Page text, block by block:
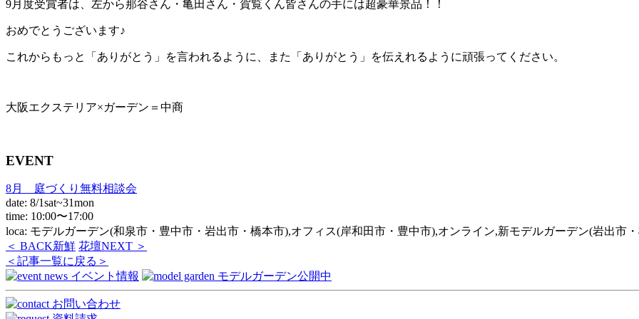
9月度受賞者は、左から那谷さん・亀田さん・賀覧くん皆さんの手には超豪華景品！！
おめでとうございます♪
これからもっと「ありがとう」を言われるように、また「ありがとう」を伝えれるように頑張ってください。
大阪エクステリア×ガーデン＝中商
EVENT
8月 庭づくり無料相談会
date: 8/1sat~31mon
time: 10:00〜17:00
loca: モデルガーデン(和泉市・豊中市・岩出市・橋本市),オフィス(岸和田市・豊中市),オンライン,新モデルガーデン(岩出市
＜ BACK新鮮 花壇NEXT ＞
＜記事一覧に戻る＞